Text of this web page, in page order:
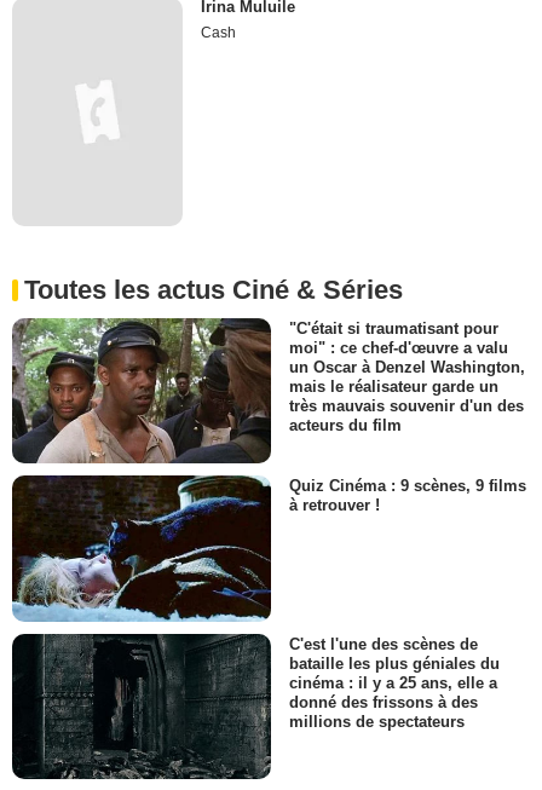
Irina Muluile
Cash
Toutes les actus Ciné & Séries
"C'était si traumatisant pour
moi" : ce chef-d'œuvre a valu
un Oscar à Denzel Washington,
mais le réalisateur garde un
très mauvais souvenir d'un des
acteurs du film
Quiz Cinéma : 9 scènes, 9 films
à retrouver !
C'est l'une des scènes de
bataille les plus géniales du
cinéma : il y a 25 ans, elle a
donné des frissons à des
millions de spectateurs